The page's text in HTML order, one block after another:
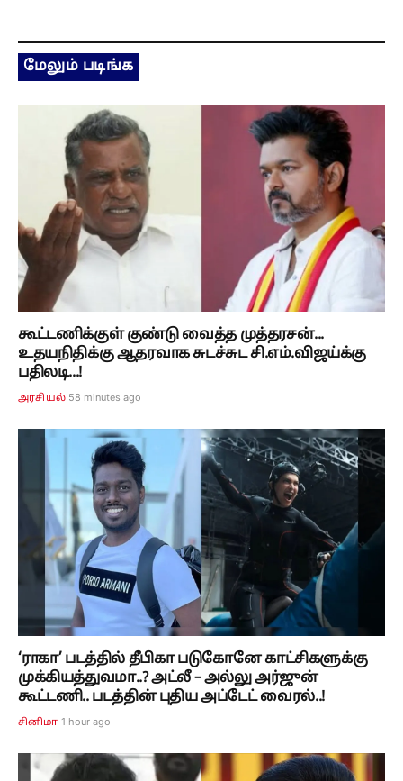
மேலும் படிங்க
கூட்டணிக்குள் குண்டு வைத்த முத்தரசன்...
உதயநிதிக்கு ஆதரவாக சுடச்சுட சி.எம்.விஜய்க்கு
பதிலடி...!
அரசியல் 58 minutes ago
‘ராகா’ படத்தில் தீபிகா படுகோனே காட்சிகளுக்கு
முக்கியத்துவமா..? அட்லீ – அல்லு அர்ஜுன்
கூட்டணி.. படத்தின் புதிய அப்டேட் வைரல்..!
சினிமா 1 hour ago